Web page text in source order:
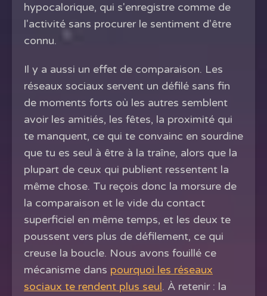
hypocalorique, qui s'enregistre comme de
l'activité sans procurer le sentiment d'être
connu.
Il y a aussi un effet de comparaison. Les
réseaux sociaux servent un défilé sans fin
de moments forts où les autres semblent
avoir les amitiés, les fêtes, la proximité qui
te manquent, ce qui te convainc en sourdine
que tu es seul à être à la traîne, alors que la
plupart de ceux qui publient ressentent la
même chose. Tu reçois donc la morsure de
la comparaison et le vide du contact
superficiel en même temps, et les deux te
poussent vers plus de défilement, ce qui
creuse la boucle. Nous avons fouillé ce
mécanisme dans pourquoi les réseaux
sociaux te rendent plus seul. À retenir : la